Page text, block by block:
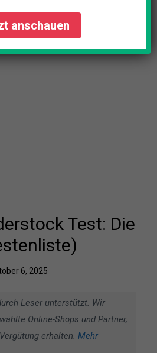
Test: Die
6, 2025
Leser unterstützt. Wir
Online-Shops und Partner,
erhalten. Mehr
anschauen